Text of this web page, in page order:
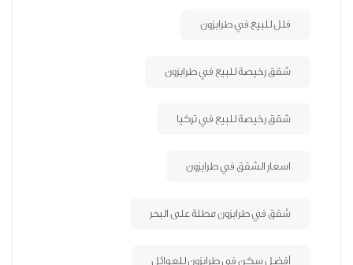
فلل للبيع في طرابزون
شقق رخيصة للبيع في طرابزون
شقق رخيصة للبيع في تركيا
اسعار الشقق في طرابزون
شقق في طرابزون مطلة على البحر
أفضل سكن في طرابزون للعوائل